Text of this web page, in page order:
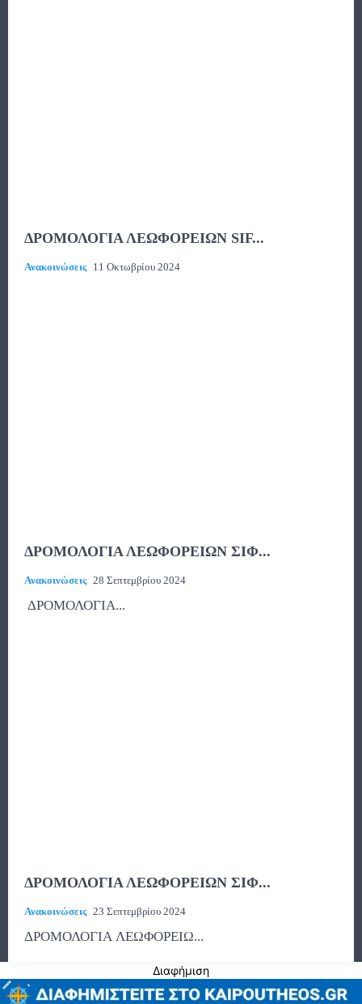
ΔΡΟΜΟΛΟΓΙΑ ΛΕΩΦΟΡΕΙΩΝ SIF...
Ανακοινώσεις 11 Οκτωβρίου 2024
ΔΡΟΜΟΛΟΓΙΑ ΛΕΩΦΟΡΕΙΩΝ ΣΙΦ...
Ανακοινώσεις 28 Σεπτεμβρίου 2024
ΔΡΟΜΟΛΟΓΙΑ...
ΔΡΟΜΟΛΟΓΙΑ ΛΕΩΦΟΡΕΙΩΝ ΣΙΦ...
Ανακοινώσεις 23 Σεπτεμβρίου 2024
ΔΡΟΜΟΛΟΓΙΑ ΛΕΩΦΟΡΕΙΩ...
Διαφήμιση